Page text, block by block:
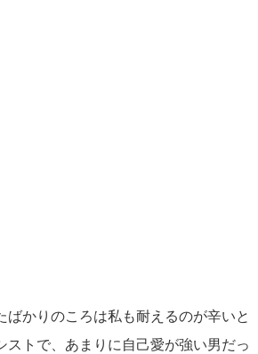
ばかりのころは私も耐えるのが辛いと
トで、あまりに自己愛が強い男だっ